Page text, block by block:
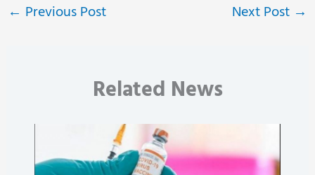
← Previous Post Next Post →
Related News